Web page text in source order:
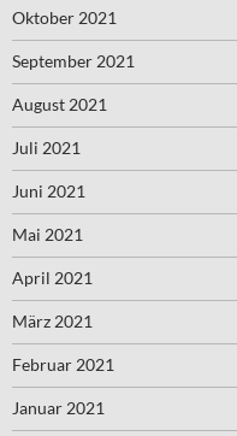
Oktober 2021
September 2021
August 2021
Juli 2021
Juni 2021
Mai 2021
April 2021
März 2021
Februar 2021
Januar 2021